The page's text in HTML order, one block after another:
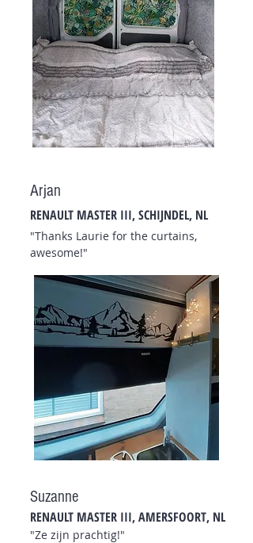
Arjan
RENAULT MASTER III, SCHIJNDEL, NL
"Thanks Laurie for the curtains,
awesome!"
Suzanne
RENAULT MASTER III, AMERSFOORT, NL
"Ze zijn prachtig!"